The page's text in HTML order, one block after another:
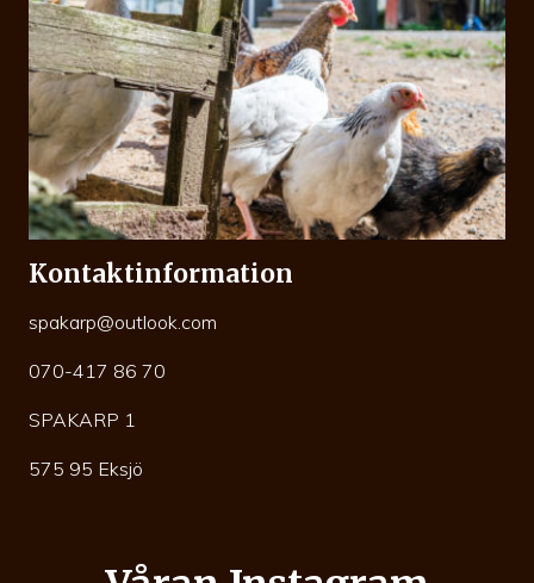
Kontaktinformation
spakarp@outlook.com
070-417 86 70
SPAKARP 1
575 95 Eksjö